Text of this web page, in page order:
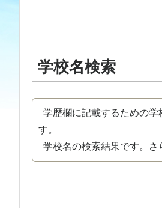
学校名検索
学歴欄に記載するための
す。
学校名の検索結果です。さ